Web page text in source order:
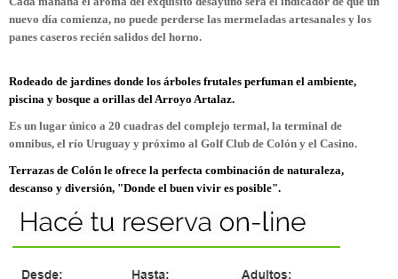
nuevo día comienza, no puede perderse las mermeladas artesanales y los
panes caseros recién salidos del horno.
Rodeado de jardines donde los árboles frutales perfuman el ambiente,
piscina y bosque a orillas del Arroyo Artalaz.
Es un lugar único a 20 cuadras del complejo termal, la terminal de
omnibus, el río Uruguay y próximo al Golf Club de Colón y el Casino.
Terrazas de Colón le ofrece la perfecta combinación de naturaleza,
descanso y diversión, "Donde el buen vivir es posible".